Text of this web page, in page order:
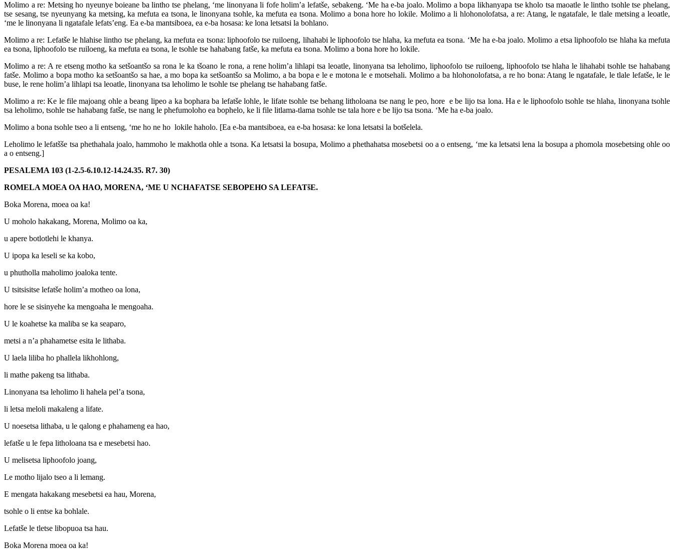
Molimo a re: Metsing ho nyeunye boieane ba lintho tse phelang, ‘me linonyana li fofe holim’a lefatše, sebakeng. ‘Me ha e-ba joalo. Molimo a bopa likhanyapa tse kholo tsa maoatle le lintho tsohle tse phelang,
tse sesang, tse nyeunyang ka metsing, ka mefuta ea tsona, le linonyana tsohle, ka mefuta ea tsona. Molimo a bona hore ho lokile. Molimo a li hlohonolofatsa, a re: Atang, le ngatafale, le tlale metsing a leoatle,
‘me le linonyana li ngatafale lefats’eng. Ea e-ba mantsiboea, ea e-ba hosasa: ke lona letsatsi la bohlano.
Molimo a re: Lefatše le hlahise lintho tse phelang, ka mefuta ea tsona: liphoofolo tse ruiloeng, lihahabi le liphoofolo tse hlaha, ka mefuta ea tsona. ‘Me ha e-ba joalo. Molimo a etsa liphoofolo tse hlaha ka mefuta
ea tsona, liphoofolo tse ruiloeng, ka mefuta ea tsona, le tsohle tse hahabang fatše, ka mefuta ea tsona. Molimo a bona hore ho lokile.
Molimo a re: A re etseng motho ka setšoantšo sa rona le ka tšoano le rona, a rene holim’a lihlapi tsa leoatle, linonyana tsa leholimo, liphoofolo tse ruiloeng, liphoofolo tse hlaha le lihahabi tsohle tse hahabang
fatše. Molimo a bopa motho ka setšoantšo sa hae, a mo bopa ka setšoantšo sa Molimo, a ba bopa e le e motona le e motsehali. Molimo a ba hlohonolofatsa, a re ho bona: Atang le ngatafale, le tlale lefatše, le le
buse, le rene holim’a lihlapi tsa leoatle, linonyana tsa leholimo le tsohle tse phelang tse hahabang fatše.
Molimo a re: Ke le file majoang ohle a beang lipeo a ka bophara ba lefatše lohle, le lifate tsohle tse behang litholoana tse nang le peo, hore e be lijo tsa lona. Ha e le liphoofolo tsohle tse hlaha, linonyana tsohle
tsa leholimo, tsohle tse hahabang fatše, tse nang le phefumoloho ea bophelo, ke li file litlama-tlama tsohle tse tala hore e be lijo tsa tsona. ‘Me ha e-ba joalo.
Molimo a bona tsohle tseo a li entseng, ‘me ho ne ho lokile haholo. [Ea e-ba mantsiboea, ea e-ba hosasa: ke lona letsatsi la botšelela.
Leholimo le lefatšše tsa phethahala joalo, hammoho le makhotla ohle a tsona. Ka letsatsi la bosupa, Molimo a phethahatsa mosebetsi oo a o entseng, ‘me ka letsatsi lena la bosupa a phomola mosebetsing ohle oo
a o entseng.]
PESALEMA 103 (1-2.5-6.10.12-14.24.35. R7. 30)
ROMELA MOEA OA HAO, MORENA, ‘ME U NCHAFATSE SEBOPEHO SA LEFATšE.
Boka Morena, moea oa ka!
U moholo hakakang, Morena, Molimo oa ka,
u apere botlotlehi le khanya.
U ipopa ka leseli se ka kobo,
u phutholla maholimo joaloka tente.
U tsitsisitse lefatše holim’a motheo oa lona,
hore le se sisinyehe ka mengoaha le mengoaha.
U le koahetse ka maliba se ka seaparo,
metsi a n’a phahametse esita le lithaba.
U laela liliba ho phallela likhohlong,
li mathe pakeng tsa lithaba.
Linonyana tsa leholimo li hahela pel’a tsona,
li letsa meloli makaleng a lifate.
U noesetsa lithaba, u le qalong e phahameng ea hao,
lefatše u le fepa litholoana tsa e mesebetsi hao.
U melisetsa liphoofolo joang,
Le motho lijalo tseo a li lemang.
E mengata hakakang mesebetsi ea hau, Morena,
tsohle o li entse ka bohlale.
Lefatše le tletse libopuoa tsa hau.
Boka Morena moea oa ka!